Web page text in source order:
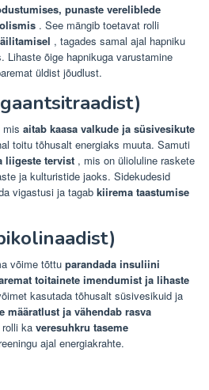
punaste vereliblede
. See mängib toetavat rolli
, tagades samal ajal hapniku
Lihaste õige hapnikuga varustamine
üldist jõudlust.
mis aitab kaasa valkude ja süsivesikute
toitu tõhusalt energiaks muuta. Samuti
liigeste tervist , mis on ülioluline raskete
ja kulturistide jaoks. Sidekudesid
vigastusi ja tagab kiirema taastumise
võime tõttu parandada insuliini
toitainete imendumist ja lihaste
kasutada tõhusalt süsivesikuid ja
määratlust ja vähendab rasva
ka veresuhkru taseme
ajal energiakrahte.